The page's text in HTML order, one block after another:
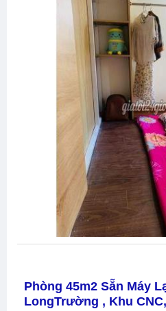
Phòng 45m2 Sẵn Máy
LongTrường , Khu